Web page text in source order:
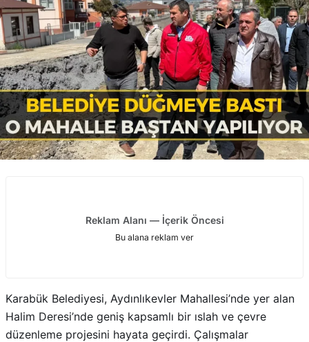
Reklam Alanı — İçerik Öncesi
Bu alana reklam ver
Karabük Belediyesi, Aydınlıkevler Mahallesi’nde yer alan
Halim Deresi’nde geniş kapsamlı bir ıslah ve çevre
düzenleme projesini hayata geçirdi. Çalışmalar